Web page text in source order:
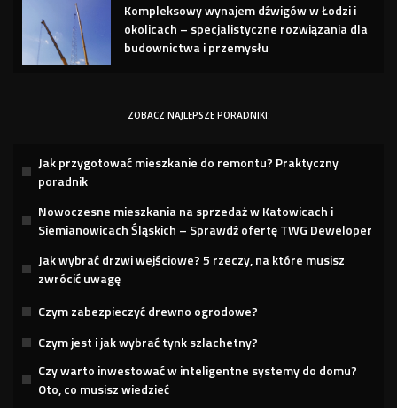
Kompleksowy wynajem dźwigów w Łodzi i
okolicach – specjalistyczne rozwiązania dla
budownictwa i przemysłu
ZOBACZ NAJLEPSZE PORADNIKI:
Jak przygotować mieszkanie do remontu? Praktyczny
poradnik
Nowoczesne mieszkania na sprzedaż w Katowicach i
Siemianowicach Śląskich – Sprawdź ofertę TWG Deweloper
Jak wybrać drzwi wejściowe? 5 rzeczy, na które musisz
zwrócić uwagę
Czym zabezpieczyć drewno ogrodowe?
Czym jest i jak wybrać tynk szlachetny?
Czy warto inwestować w inteligentne systemy do domu?
Oto, co musisz wiedzieć